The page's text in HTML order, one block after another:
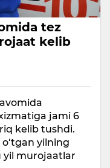
tez
kelib
jami 6
kelib tushdi.
yilning
yil murojaatlar